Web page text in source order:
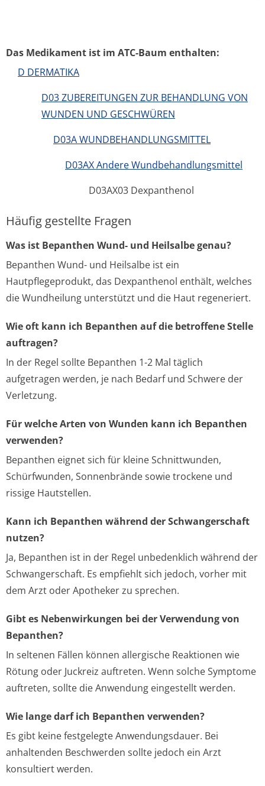
Das Medikament ist im ATC-Baum enthalten:
D DERMATIKA
D03 ZUBEREITUNGEN ZUR BEHANDLUNG VON
WUNDEN UND GESCHWÜREN
D03A WUNDBEHANDLUNGSMITTEL
D03AX Andere Wundbehandlungsmittel
D03AX03 Dexpanthenol
Häufig gestellte Fragen
Was ist Bepanthen Wund- und Heilsalbe genau?
Bepanthen Wund- und Heilsalbe ist ein
Hautpflegeprodukt, das Dexpanthenol enthält, welches
die Wundheilung unterstützt und die Haut regeneriert.
Wie oft kann ich Bepanthen auf die betroffene Stelle
auftragen?
In der Regel sollte Bepanthen 1-2 Mal täglich
aufgetragen werden, je nach Bedarf und Schwere der
Verletzung.
Für welche Arten von Wunden kann ich Bepanthen
verwenden?
Bepanthen eignet sich für kleine Schnittwunden,
Schürfwunden, Sonnenbrände sowie trockene und
rissige Hautstellen.
Kann ich Bepanthen während der Schwangerschaft
nutzen?
Ja, Bepanthen ist in der Regel unbedenklich während der
Schwangerschaft. Es empfiehlt sich jedoch, vorher mit
dem Arzt oder Apotheker zu sprechen.
Gibt es Nebenwirkungen bei der Verwendung von
Bepanthen?
In seltenen Fällen können allergische Reaktionen wie
Rötung oder Juckreiz auftreten. Wenn solche Symptome
auftreten, sollte die Anwendung eingestellt werden.
Wie lange darf ich Bepanthen verwenden?
Es gibt keine festgelegte Anwendungsdauer. Bei
anhaltenden Beschwerden sollte jedoch ein Arzt
konsultiert werden.